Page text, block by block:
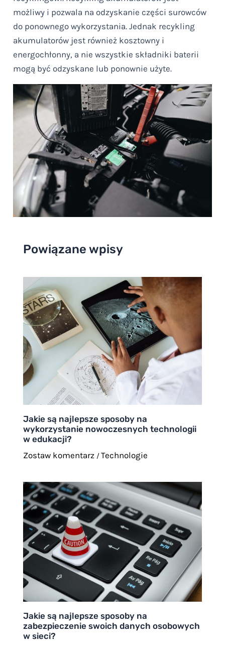
możliwy i pozwala na odzyskanie części surowców
do ponownego wykorzystania. Jednak recykling
akumulatorów jest również kosztowny i
energochłonny, a nie wszystkie składniki baterii
mogą być odzyskane lub ponownie użyte.
Powiązane wpisy
Jakie są najlepsze sposoby na
wykorzystanie nowoczesnych technologii
w edukacji?
Zostaw komentarz /Technologie
Jakie są najlepsze sposoby na
zabezpieczenie swoich danych osobowych
w sieci?